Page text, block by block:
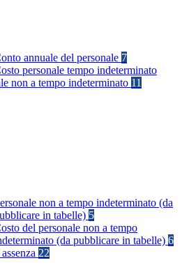
annuale del personale 7
personale tempo indeterminato
non a tempo indeterminato 11
non a tempo indeterminato (da
in tabelle) 5
del personale non a tempo
(da pubblicare in tabelle) 6
22